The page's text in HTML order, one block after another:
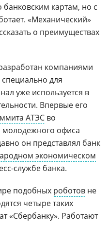
картам, но с
«Механический»
о преимуществах
компаниями
специально для
уже используется в
Впервые его
АТЭС во
молодежного офиса
он представлял банк
экономическом
службе банка.
подобных роботов не
четыре таких
«Сбербанку». Работают